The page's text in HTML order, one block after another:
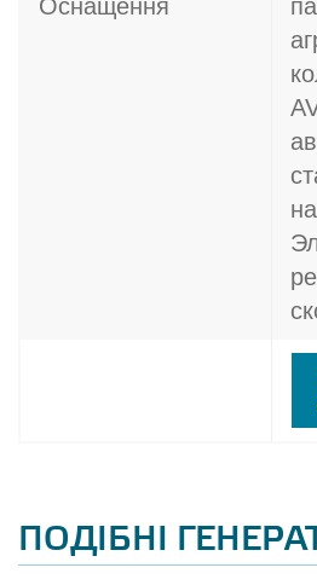
Оснащення
ПОДІБНІ